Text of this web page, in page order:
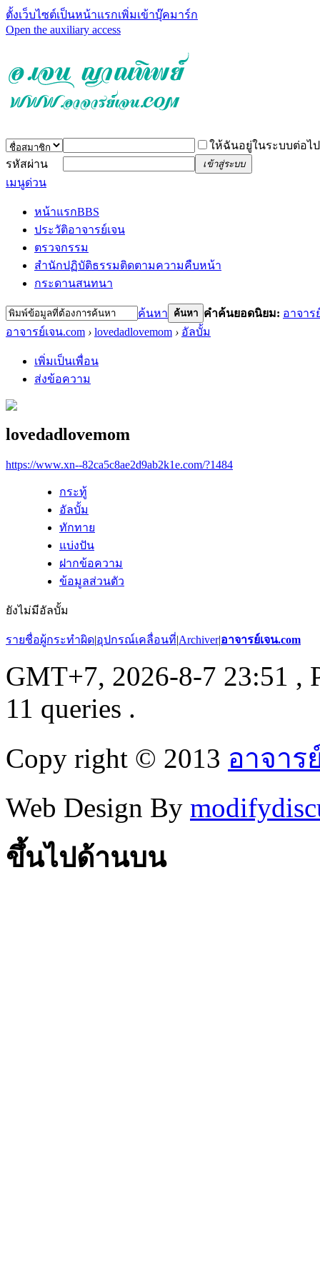
ตั้งเว็บไซต์เป็นหน้าแรกเพิ่มเข้าบุ๊คมาร์ก
Open the auxiliary access
ให้ฉันอยู่ในระบบต่อไป
รหัสผ่าน
เข้าสู่ระบบ
เมนูด่วน
หน้าแรกBBS
ประวัติอาจารย์เจน
ตรวจกรรม
สำนักปฏิบัติธรรมติดตามความคืบหน้า
กระดานสนทนา
ค้นหา ค้นหา คำค้นยอดนิยม: อาจาร
อาจารย์เจน.com › lovedadlovemom › อัลบั้ม
เพิ่มเป็นเพื่อน
ส่งข้อความ
lovedadlovemom
https://www.xn--82ca5c8ae2d9ab2k1e.com/?1484
กระทู้
อัลบั้ม
ทักทาย
แบ่งปัน
ฝากข้อความ
ข้อมูลส่วนตัว
ยังไม่มีอัลบั้ม
รายชื่อผู้กระทำผิด|อุปกรณ์เคลื่อนที่|Archiver|อาจารย์เจน.com
GMT+7, 2026-8-7 23:51 ,
11 queries .
Copy right © 2013 อาจาร
Web Design By
ขึ้นไปด้านบน